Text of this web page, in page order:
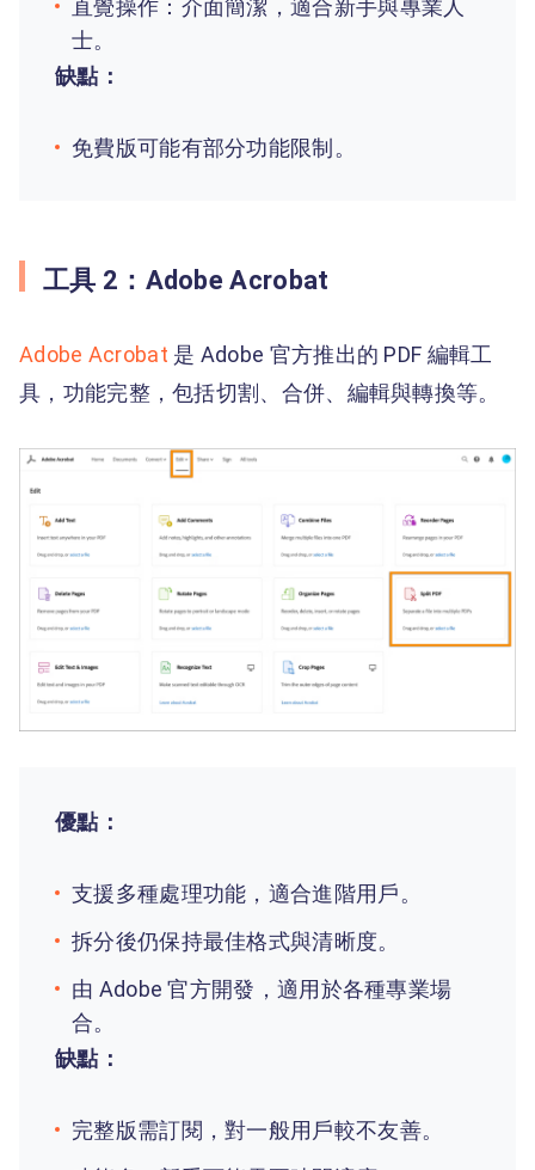
直覺操作：介面簡潔，適合新手與專業人
士。
缺點：
免費版可能有部分功能限制。
工具 2：Adobe Acrobat
Adobe Acrobat 是 Adobe 官方推出的 PDF 編輯工
具，功能完整，包括切割、合併、編輯與轉換等。
優點：
支援多種處理功能，適合進階用戶。
拆分後仍保持最佳格式與清晰度。
由 Adobe 官方開發，適用於各種專業場
合。
缺點：
完整版需訂閱，對一般用戶較不友善。